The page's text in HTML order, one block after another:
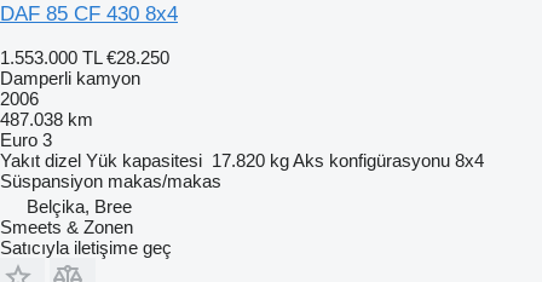
DAF 85 CF 430 8x4
1.553.000 TL €28.250
Damperli kamyon
2006
487.038 km
Euro 3
Yakıt dizel Yük kapasitesi 17.820 kgAks konfigürasyonu 8x4
Süspansiyon makas/makas
Belçika, Bree
Smeets & Zonen
Satıcıyla iletişime geç